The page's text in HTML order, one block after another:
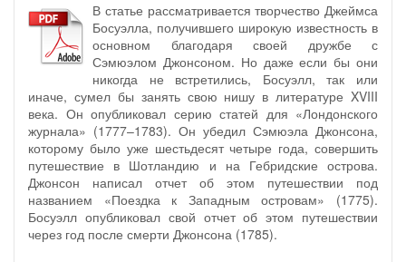
В статье рассматривается творчество Джеймса
Босуэлла, получившего широкую известность в
основном благодаря своей дружбе с
Сэмюэлом Джонсоном. Но даже если бы они
никогда не встретились, Босуэлл, так или
иначе, сумел бы занять свою нишу в литературе XVIII
века. Он опубликовал серию статей для «Лондонского
журнала» (1777–1783). Он убедил Сэмюэла Джонсона,
которому было уже шестьдесят четыре года, совершить
путешествие в Шотландию и на Гебридские острова.
Джонсон написал отчет об этом путешествии под
названием «Поездка к Западным островам» (1775).
Босуэлл опубликовал свой отчет об этом путешествии
через год после смерти Джонсона (1785).